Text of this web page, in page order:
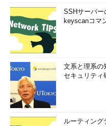
SSHサーバー
keyscanコマ
文系と理系
セキュリティ
ルーティング